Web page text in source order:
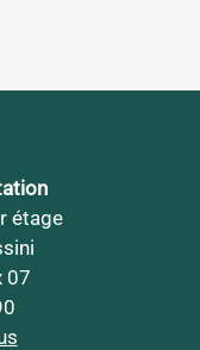
étage
07